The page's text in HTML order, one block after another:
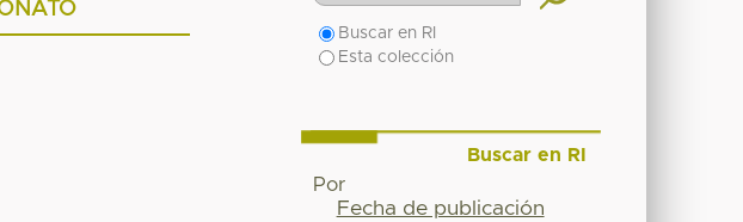
Buscar en RI
Esta colección
Buscar en RI
Por
Fecha de publicación